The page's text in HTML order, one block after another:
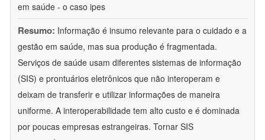
em saúde - o caso ipes
Resumo: Informação é insumo relevante para o cuidado e a
gestão em saúde, mas sua produção é fragmentada.
Serviços de saúde usam diferentes sistemas de informação
(SIS) e prontuários eletrônicos que não interoperam e
deixam de transferir e utilizar informações de maneira
uniforme. A interoperabilidade tem alto custo e é dominada
por poucas empresas estrangeiras. Tornar SIS